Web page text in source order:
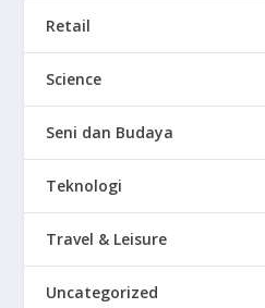
Retail
Science
Seni dan Budaya
Teknologi
Travel & Leisure
Uncategorized